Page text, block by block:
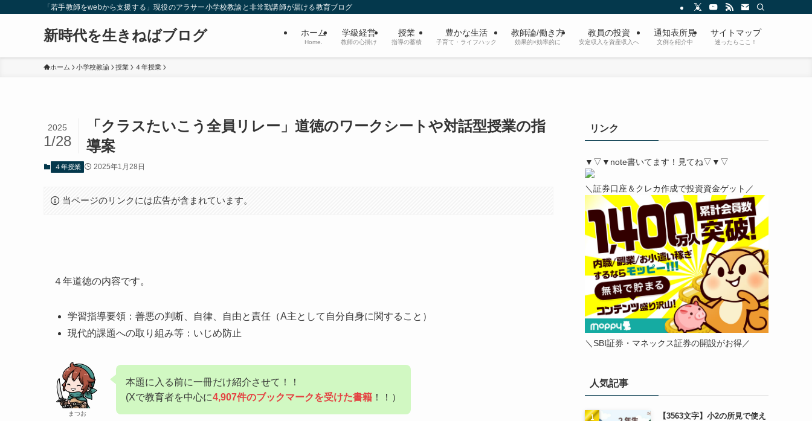
「若手教師をwebから支援する」現役のアラサー小学校教諭と非常勤講師が届ける教育ブログ
新時代を生きねばブログ ホーム
Home.
学級経営
教師の心掛け
授業
指導の蓄積
豊かな生活
子育て・ライフハック
教師論/働き方
効果的×効率的に
教員の投資
安定収入を資産収入へ
通知表所見
文例を紹介中
サイトマップ
迷ったらここ！
ホーム 小学校教諭 授業 ４年授業
「クラスたいこう全員リレー」道徳のワークシートや対話型授業の指
導案
2025
1/28
４年授業 2025年1月28日
当ページのリンクには広告が含まれています。
４年道徳の内容です。
学習指導要領：善悪の判断、自律、自由と責任（A主として自分自身に関すること）
現代的課題への取り組み等：いじめ防止
まつお
本題に入る前に一冊だけ紹介させて！！
(Xで教育者を中心に4,907件のブックマークを受けた書籍 ！！）
リンク
▼▽▼note書いてます！見てね▽▼▽
＼証券口座＆クレカ作成で投資資金ゲット／
＼SBI証券・マネックス証券の開設がお得／
人気記事
【3563文字】小2の所見で使え